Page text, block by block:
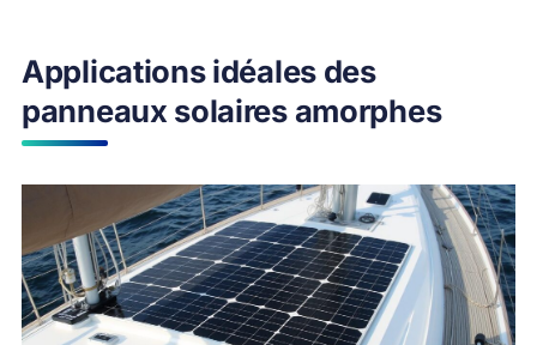
Applications idéales des
panneaux solaires amorphes